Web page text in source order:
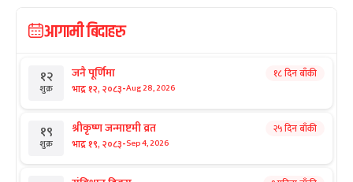
आगामी बिदाहरु
१२
शुक्र
जनै पूर्णिमा
भाद्र १२, २०८३-Aug 28, 2026
१८ दिन बाँकी
१९
शुक्र
श्रीकृष्ण जन्माष्टमी व्रत
भाद्र १९, २०८३-Sep 4, 2026
२५ दिन बाँकी